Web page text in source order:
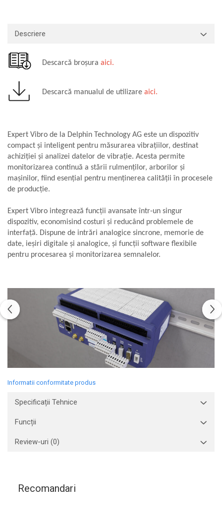
PC, Laptop, Tablete
Device-uri Industriale
Display-uri Industriale
PC-uri Industriale
Laptopuri Industriale
Robotică
Servicii
Vibrații
Echilibrări
Aliniere geometrică
Aliniere hidro & termo
Termografie
Descriere
Descarcă broșura aici.
Descarcă manualul de utilizare aici.
Expert Vibro de la Delphin Technology AG este un dispozitiv
compact și inteligent pentru măsurarea vibrațiilor, destinat
achiziției și analizei datelor de vibrație. Acesta permite
monitorizarea continuă a stării rulmenților, arborilor și
mașinilor, fiind esențial pentru menținerea calității în procesele
de producție.
Expert Vibro integrează funcții avansate într-un singur
dispozitiv, economisind costuri și reducând problemele de
interfață. Dispune de intrări analogice sincrone, memorie de
date, ieșiri digitale și analogice, și funcții software flexibile
pentru procesarea și monitorizarea semnalelor.
Informatii conformitate produs
Specificații Tehnice
Funcții
Review-uri (0)
Recomandari